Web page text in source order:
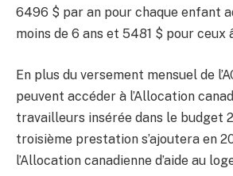
6496 $ par an pour chaque enfant
moins de 6 ans et 5481 $ pour ceux
En plus du versement mensuel de
peuvent accéder à l’Allocation
travailleurs insérée dans le budget
troisième prestation s’ajoutera en
l’Allocation canadienne d’aide au